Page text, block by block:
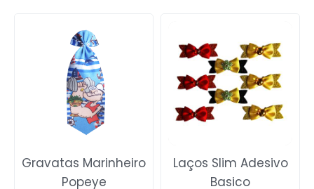
Gravatas Marinheiro
Popeye
Laços Slim Adesivo
Basico